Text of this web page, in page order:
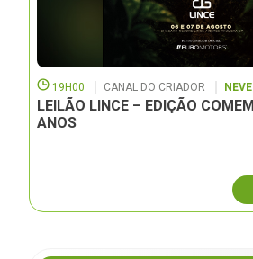
19H00 CANAL DO CRIADOR
LEILÃO LINCE – EDIÇÃO
ANOS